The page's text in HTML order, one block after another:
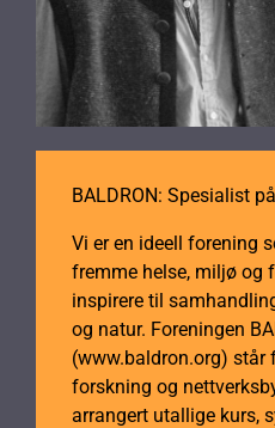
BALDRON: Spesialist
Vi er en ideell forening
fremme helse, miljø og
inspirere til
og natur. Foreningen
(www.baldron.org) står
forskning og
arrangert utallige kurs,